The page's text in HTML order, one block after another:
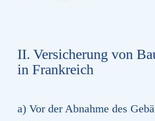
II. Versicherung von
in Frankreich
a) Vor der Abnahme des